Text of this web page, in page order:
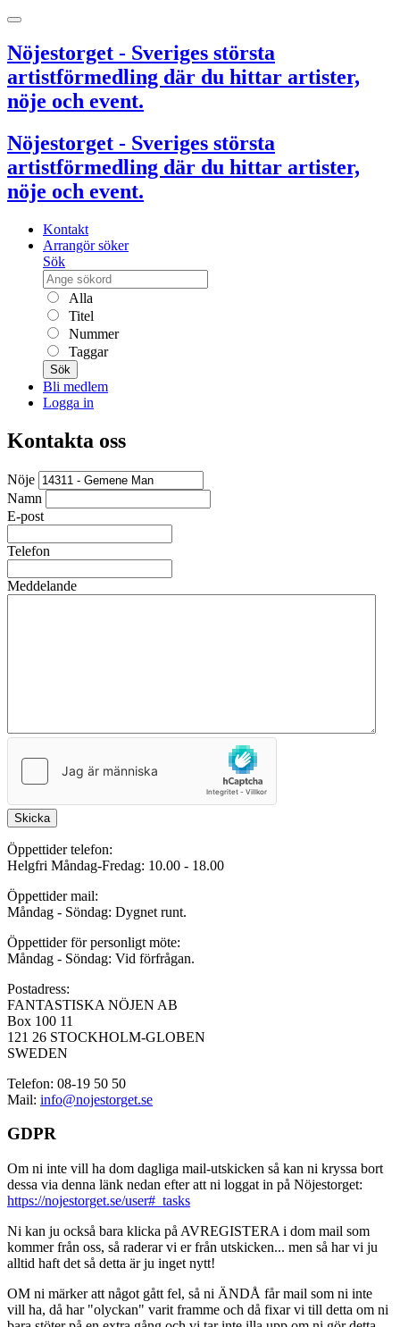
Nöjestorget - Sveriges största
artistförmedling där du hittar artister,
nöje och event.
Nöjestorget - Sveriges största
artistförmedling där du hittar artister,
nöje och event.
Kontakt
Arrangör söker
Sök
Alla
Titel
Nummer
Taggar
Sök
Bli medlem
Logga in
Kontakta oss
Nöje
Namn
E-post
Telefon
Meddelande
Skicka
Öppettider telefon:
Helgfri Måndag-Fredag: 10.00 - 18.00
Öppettider mail:
Måndag - Söndag: Dygnet runt.
Öppettider för personligt möte:
Måndag - Söndag: Vid förfrågan.
Postadress:
FANTASTISKA NÖJEN AB
Box 100 11
121 26 STOCKHOLM-GLOBEN
SWEDEN
Telefon: 08-19 50 50
Mail: info@nojestorget.se
GDPR
Om ni inte vill ha dom dagliga mail-utskicken så kan ni kryssa bort
dessa via denna länk nedan efter att ni loggat in på Nöjestorget:
https://nojestorget.se/user#_tasks
Ni kan ju också bara klicka på AVREGISTERA i dom mail som
kommer från oss, så raderar vi er från utskicken... men så har vi ju
alltid haft det så detta är ju inget nytt!
OM ni märker att något gått fel, så ni ÄNDÅ får mail som ni inte
vill ha, då har "olyckan" varit framme och då fixar vi till detta om ni